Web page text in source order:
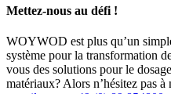
Mettez-nous au défi !
WOYWOD est plus qu’un
système pour la transformation
vous des solutions pour le
matériaux? Alors n’hésitez pas à